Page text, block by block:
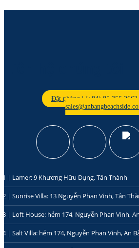
Đặt phòng | (+84) 85.355.2662
| Lamer: 9 Khương Hữu Dụng, Tân Thành
| Sunrise Villa: 13 Nguyễn Phan Vinh, Tân
| Loft House: hẻm 174, Nguyễn Phan Vinh,
| Salt Villa: hẻm 174, Nguyễn Phan Vinh, An